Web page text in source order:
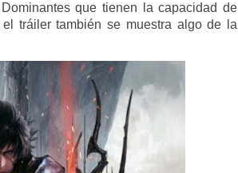
que tienen la capacidad de
tráiler también se muestra algo de la